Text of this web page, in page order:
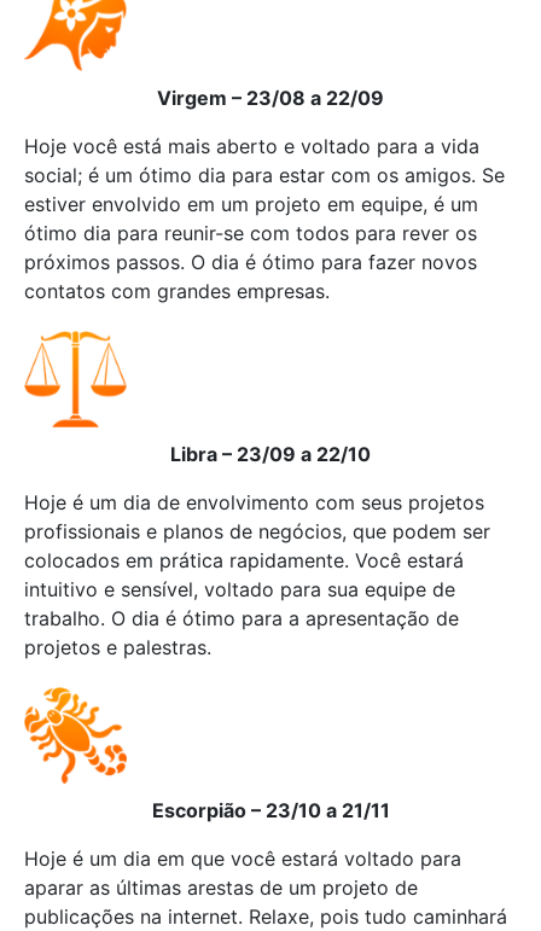
Virgem – 23/08 a 22/09
Hoje você está mais aberto e voltado para a vida
social; é um ótimo dia para estar com os amigos. Se
estiver envolvido em um projeto em equipe, é um
ótimo dia para reunir-se com todos para rever os
próximos passos. O dia é ótimo para fazer novos
contatos com grandes empresas.
Libra – 23/09 a 22/10
Hoje é um dia de envolvimento com seus projetos
profissionais e planos de negócios, que podem ser
colocados em prática rapidamente. Você estará
intuitivo e sensível, voltado para sua equipe de
trabalho. O dia é ótimo para a apresentação de
projetos e palestras.
Escorpião – 23/10 a 21/11
Hoje é um dia em que você estará voltado para
aparar as últimas arestas de um projeto de
publicações na internet. Relaxe, pois tudo caminhará